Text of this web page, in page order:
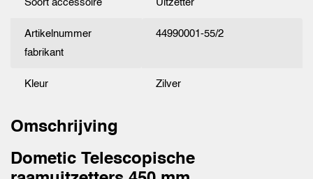
Soort accessoire Uitzetter
Artikelnummer
fabrikant
44990001-55/2
Kleur Zilver
Omschrijving
Dometic Telescopische